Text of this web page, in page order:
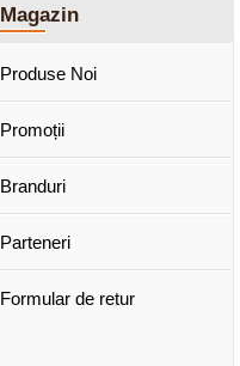
Magazin
Produse Noi
Promoții
Branduri
Parteneri
Formular de retur